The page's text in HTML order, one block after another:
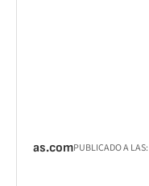
as.comPUBLICADO A LAS: